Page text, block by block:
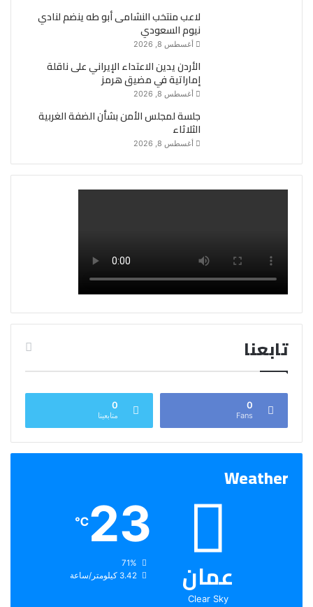
لاعب منتخب النشامى أبو طه ينضم لنادي
نيوم السعودي
أغسطس 8, 2026
الأردن يدين الاعتداء الإيراني على ناقلة
إماراتية في مضيق هرمز
أغسطس 8, 2026
جلسة لمجلس الأمن بشأن الضفة الغربية
الثلاثاء
أغسطس 8, 2026
تابعنا
0
Fans
0
متابعينا
Weather
عمان
Clear Sky
23
℃
الرطوبة:
الرياح: